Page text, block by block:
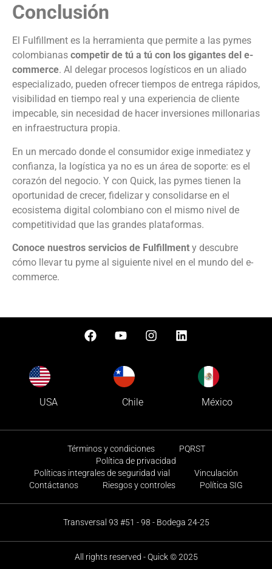
Conclusión
El Fulfillment es la herramienta que permite a las pymes
colombianas competir de tú a tú con los gigantes del e-
commerce. Al delegar procesos logísticos en un aliado
especializado, pueden ofrecer tiempos de entrega rápidos,
visibilidad en tiempo real y una experiencia de cliente
impecable, sin necesidad de hacer inversiones millonarias
en infraestructura propia.
En un mercado donde el consumidor exige inmediatez y
confianza, la logística ya no es un área de soporte: es el
corazón del negocio. Y con Quick, las pymes tienen la
oportunidad de crecer, fidelizar y consolidarse en el
ecosistema digital colombiano con el mismo nivel de
competitividad que las grandes plataformas.
Conoce nuestros servicios de Fulfillment y descubre
cómo llevar tu pyme al siguiente nivel en el mundo del e-
commerce.
USA Chile México
Términos y condiciones
PQRST
Política de privacidad
Políticas integrales de seguridad vial
Vinculación
Contáctanos
Riesgos y controles Política SIG
Transversal 93 #51 - 98 - Bodega 24-25
All rights reserved - Quick © 2025